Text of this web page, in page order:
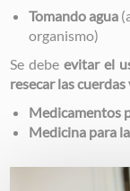
Tomando agua
organismo)
Se debe evitar el
resecar las cuerdas
Medicamentos
Medicina para